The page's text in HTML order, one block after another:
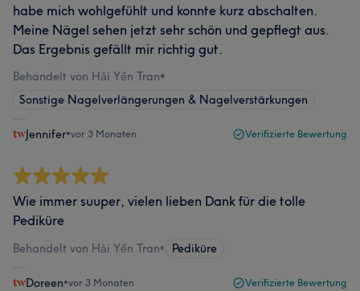
habe mich wohlgefühlt und konnte kurz abschalten.
Meine Nägel sehen jetzt sehr schön und gepflegt aus.
Das Ergebnis gefällt mir richtig gut.
Behandelt von Hải Yến Tran•
Sonstige Nagelverlängerungen & Nagelverstärkungen
Jennifer•vor 3 Monaten Verifizierte Bewertung
Wie immer suuper, vielen lieben Dank für die tolle
Pediküre
Behandelt von Hải Yến Tran• Pediküre
Doreen•vor 3 Monaten Verifizierte Bewertung